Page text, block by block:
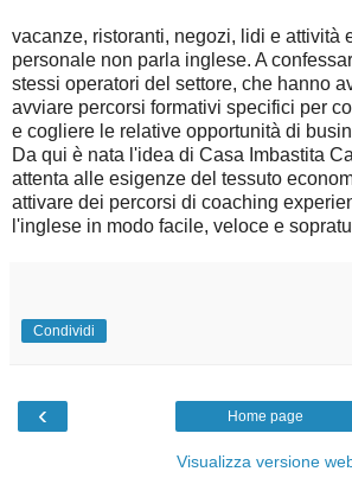
vacanze, ristoranti, negozi, lidi e attività
personale non parla inglese. A
stessi operatori del settore, che hanno
avviare percorsi formativi specifici per
e cogliere le relative opportunità di
Da qui è nata l'idea di Casa Imbastita
attenta alle esigenze del tessuto
attivare dei percorsi di coaching
l'inglese in modo facile, veloce e
Condividi
‹ Home page
Visualizza versione